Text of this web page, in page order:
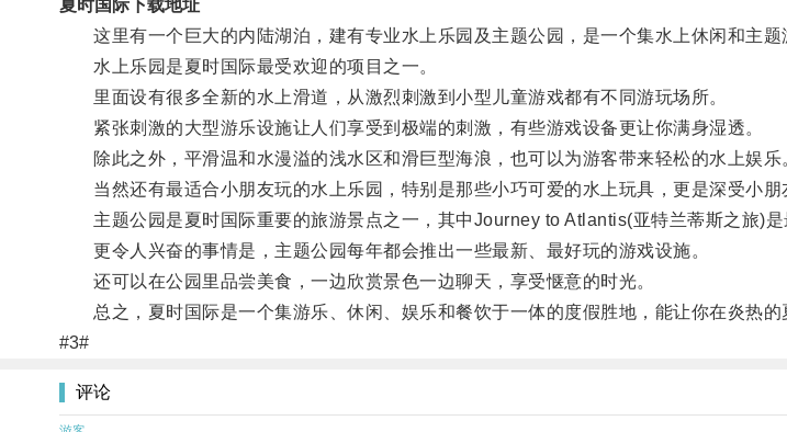
夏时国际下载地址
这里有一个巨大的内陆湖泊，建有专业水上乐园及主题公园，是一个集水上休闲和主题
水上乐园是夏时国际最受欢迎的项目之一。
里面设有很多全新的水上滑道，从激烈刺激到小型儿童游戏都有不同游玩场所。
紧张刺激的大型游乐设施让人们享受到极端的刺激，有些游戏设备更让你满身湿透。
除此之外，平滑温和水漫溢的浅水区和滑巨型海浪，也可以为游客带来轻松的水上娱乐
当然还有最适合小朋友玩的水上乐园，特别是那些小巧可爱的水上玩具，更是深受小朋
主题公园是夏时国际重要的旅游景点之一，其中Journey to Atlantis(亚特兰蒂斯之旅)是
更令人兴奋的事情是，主题公园每年都会推出一些最新、最好玩的游戏设施。
还可以在公园里品尝美食，一边欣赏景色一边聊天，享受惬意的时光。
总之，夏时国际是一个集游乐、休闲、娱乐和餐饮于一体的度假胜地，能让你在炎热的
#3#
评论